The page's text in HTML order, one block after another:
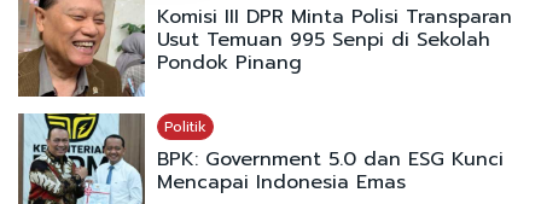
Komisi III DPR Minta Polisi Transparan
Usut Temuan 995 Senpi di Sekolah
Pondok Pinang
Politik
BPK: Government 5.0 dan ESG Kunci
Mencapai Indonesia Emas